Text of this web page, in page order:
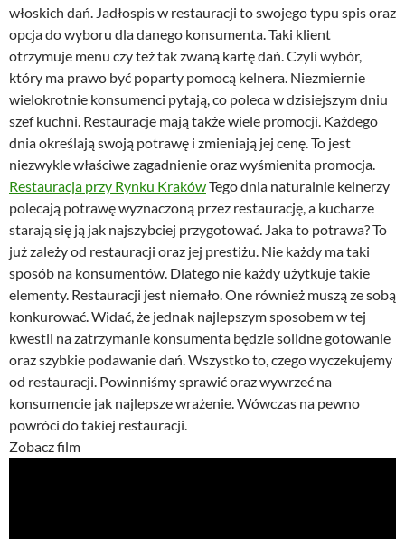
włoskich dań. Jadłospis w restauracji to swojego typu spis oraz
opcja do wyboru dla danego konsumenta. Taki klient
otrzymuje menu czy też tak zwaną kartę dań. Czyli wybór,
który ma prawo być poparty pomocą kelnera. Niezmiernie
wielokrotnie konsumenci pytają, co poleca w dzisiejszym dniu
szef kuchni. Restauracje mają także wiele promocji. Każdego
dnia określają swoją potrawę i zmieniają jej cenę. To jest
niezwykle właściwe zagadnienie oraz wyśmienita promocja.
Restauracja przy Rynku KrakówTego dnia naturalnie kelnerzy
polecają potrawę wyznaczoną przez restaurację, a kucharze
starają się ją jak najszybciej przygotować. Jaka to potrawa? To
już zależy od restauracji oraz jej prestiżu. Nie każdy ma taki
sposób na konsumentów. Dlatego nie każdy użytkuje takie
elementy. Restauracji jest niemało. One również muszą ze sobą
konkurować. Widać, że jednak najlepszym sposobem w tej
kwestii na zatrzymanie konsumenta będzie solidne gotowanie
oraz szybkie podawanie dań. Wszystko to, czego wyczekujemy
od restauracji. Powinniśmy sprawić oraz wywrzeć na
konsumencie jak najlepsze wrażenie. Wówczas na pewno
powróci do takiej restauracji.
Zobacz film